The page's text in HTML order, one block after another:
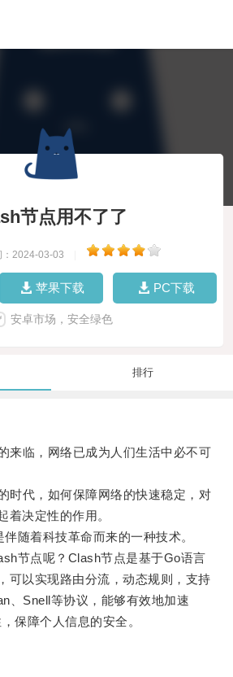
节点用不了了
：2024-03-03
苹果下载 PC下载
安卓市场，安全绿色
排行
临，网络已成为人们生活中必不可
代，如何保障网络的快速稳定，对
着决定性的作用。
着科技革命而来的一种技术。
节点呢？Clash节点是基于Go语言
可以实现路由分流，动态规则，支持
、Snell等协议，能够有效地加速
保障个人信息的安全。